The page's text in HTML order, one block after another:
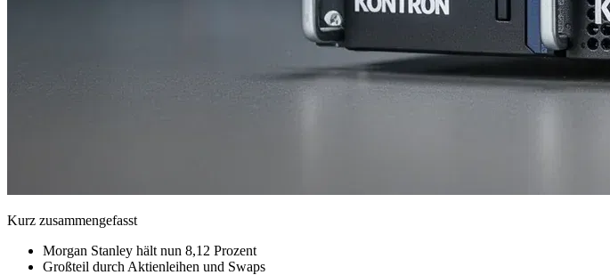
Kurz zusammengefasst
Morgan Stanley hält nun 8,12 Prozent
Großteil durch Aktienleihen und Swaps